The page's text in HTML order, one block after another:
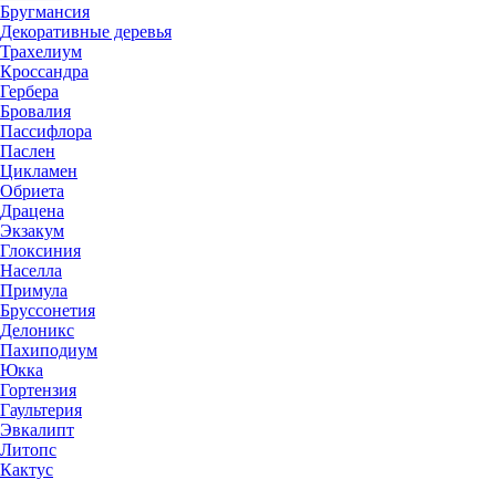
Бругмансия
Декоративные деревья
Трахелиум
Кроссандра
Гербера
Бровалия
Пассифлора
Паслен
Цикламен
Обриета
Драцена
Экзакум
Глоксиния
Населла
Примула
Бруссонетия
Делоникс
Пахиподиум
Юкка
Гортензия
Гаультерия
Эвкалипт
Литопс
Кактус